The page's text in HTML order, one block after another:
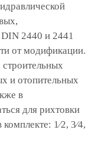
2440 и 2441
от модификации.
и отопительных
в
для рихтовки
1⁄2, 3⁄4,